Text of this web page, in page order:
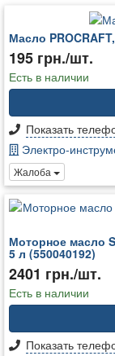
Масло
195 грн./шт.
Есть в наличии
Показать
Электро-
Жалоба
Моторное масло
5 л (550040192)
2401 грн./шт.
Есть в наличии
Показать